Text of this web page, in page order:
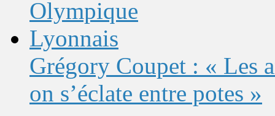
Grégory Coupet : « Les
on s’éclate entre potes »